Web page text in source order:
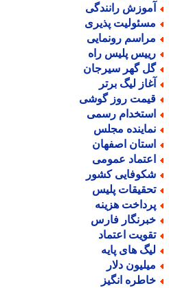
رانندگی
پذیری
رونمایی
پلیس راه
گهر سیرجان
لیگ برتر
روز گوشی
رسمی
مجلس
اصفهان
عمومی
کشور
پلیس
هزینه
فارس
اعتماد
های پایه
دلار
انگیز